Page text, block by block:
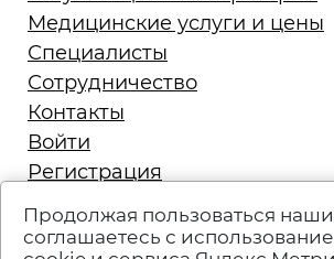
Медицинские услуги и цены
Специалисты
Сотрудничество
Контакты
Войти
Регистрация
Политика
Продолжая пользоваться
соглашаетесь с